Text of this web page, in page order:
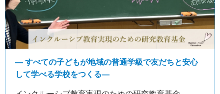
― すべての子どもが地域の普通学級で友だちと安心
して学べる学校をつくる―